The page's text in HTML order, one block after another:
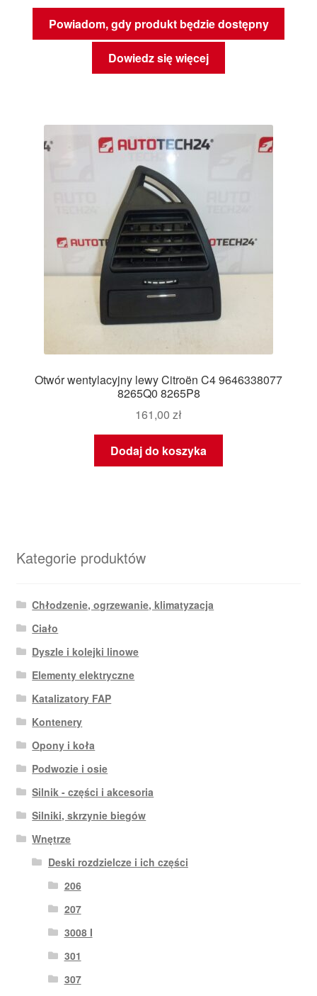
Powiadom, gdy produkt będzie dostępny
Dowiedz się więcej
Otwór wentylacyjny lewy Citroën C4 9646338077
8265Q0 8265P8
161,00 zł
Dodaj do koszyka
Kategorie produktów
Chłodzenie, ogrzewanie, klimatyzacja
Ciało
Dyszle i kolejki linowe
Elementy elektryczne
Katalizatory FAP
Kontenery
Opony i koła
Podwozie i osie
Silnik - części i akcesoria
Silniki, skrzynie biegów
Wnętrze
Deski rozdzielcze i ich części
206
207
3008 I
301
307